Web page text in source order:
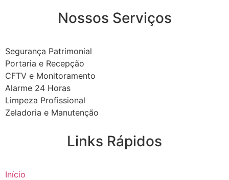
Nossos Serviços
Segurança Patrimonial
Portaria e Recepção
CFTV e Monitoramento
Alarme 24 Horas
Limpeza Profissional
Zeladoria e Manutenção
Links Rápidos
Início